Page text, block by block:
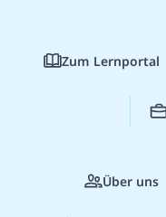
Zum Lernportal
Über uns